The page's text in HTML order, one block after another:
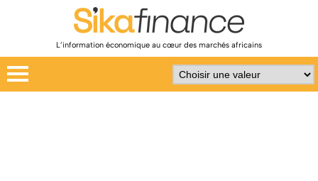
L’information économique au cœur des marchés africains